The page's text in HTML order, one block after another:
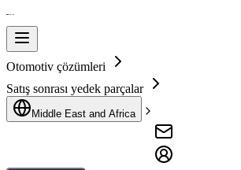
Otomotiv çözümleri
Satış sonrası yedek parçalar
Middle East and Africa